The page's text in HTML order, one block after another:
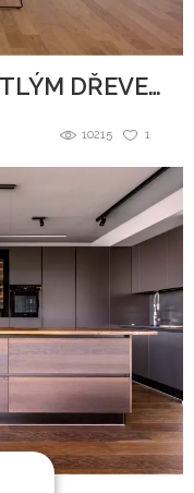
BÍLÁ KUCHYNĚ SE SVĚTLÝM DŘEVEM
1
10215